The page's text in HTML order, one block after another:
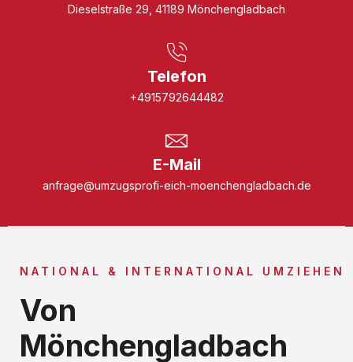
Dieselstraße 29, 41189 Mönchengladbach
Telefon
+4915792644482
E-Mail
anfrage@umzugsprofi-eich-moenchengladbach.de
NATIONAL & INTERNATIONAL UMZIEHEN
Von
Mönchengladbach